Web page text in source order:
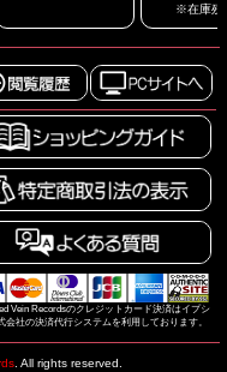
※在庫残
Vein Recordsのクレジットカード決済はイプシ
会社の決済代行システムを利用しております。
All rights reserved.